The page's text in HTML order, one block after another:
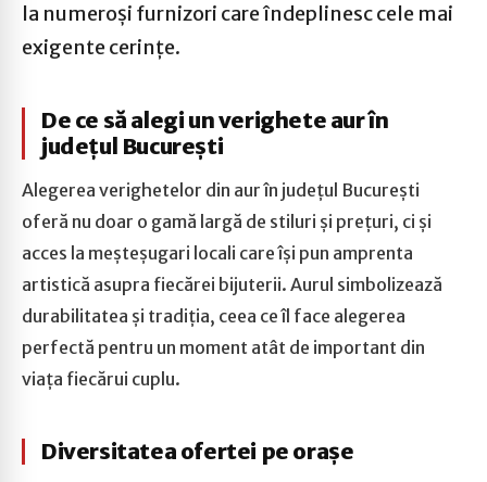
la numeroși furnizori care îndeplinesc cele mai
exigente cerințe.
De ce să alegi un verighete aur în
județul București
Alegerea verighetelor din aur în județul București
oferă nu doar o gamă largă de stiluri și prețuri, ci și
acces la meșteșugari locali care își pun amprenta
artistică asupra fiecărei bijuterii. Aurul simbolizează
durabilitatea și tradiția, ceea ce îl face alegerea
perfectă pentru un moment atât de important din
viața fiecărui cuplu.
Diversitatea ofertei pe orașe